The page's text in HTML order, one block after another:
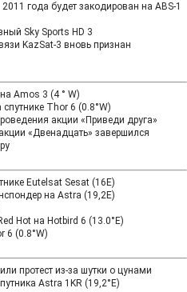
года будет закодирован на ABS-1
Sky Sports HD 3
KazSat-3 вновь признан
Amos 3 (4 ° W)
Thor 6 (0.8°W)
акции «Приведи друга»
«Двенадцать» завершился
Eutelsat Sesat (16E)
на Astra (19,2Е)
Hot на Hotbird 6 (13.0°E)
6 (0.8°W)
протест из-за шутки о цунами
Astra 1KR (19,2°Е)